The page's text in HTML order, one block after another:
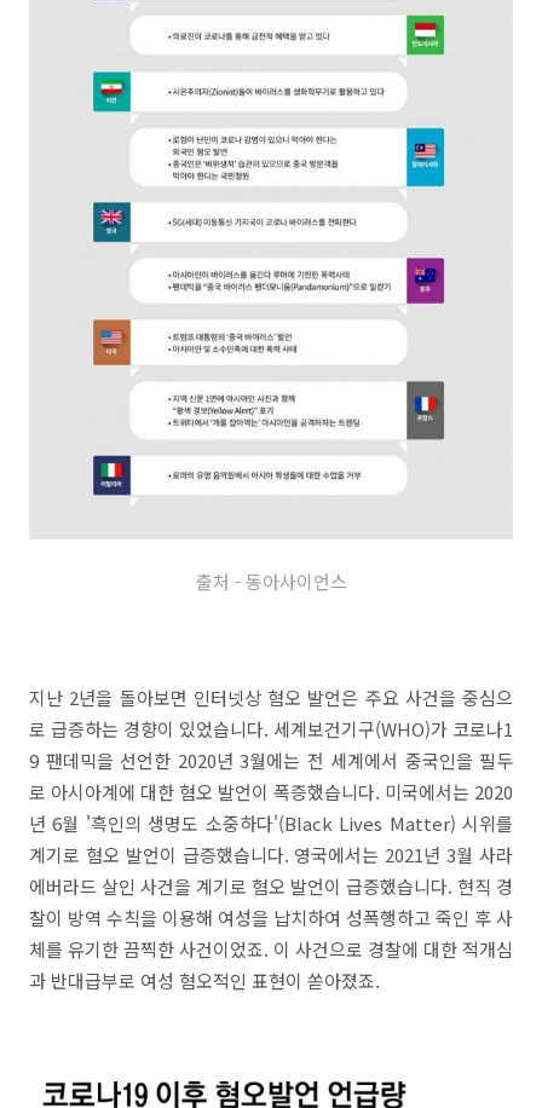
출처 - 동아사이언스
지난 2년을 돌아보면 인터넷상 혐오 발언은 주요 사건을 중심으
로 급증하는 경향이 있었습니다. 세계보건기구(WHO)가 코로나1
9 팬데믹을 선언한 2020년 3월에는 전 세계에서 중국인을 필두
로 아시아계에 대한 혐오 발언이 폭증했습니다. 미국에서는 2020
년 6월 '흑인의 생명도 소중하다'(Black Lives Matter) 시위를
계기로 혐오 발언이 급증했습니다. 영국에서는 2021년 3월 사라
에버라드 살인 사건을 계기로 혐오 발언이 급증했습니다. 현직 경
찰이 방역 수칙을 이용해 여성을 납치하여 성폭행하고 죽인 후 사
체를 유기한 끔찍한 사건이었죠. 이 사건으로 경찰에 대한 적개심
과 반대급부로 여성 혐오적인 표현이 쏟아졌죠.